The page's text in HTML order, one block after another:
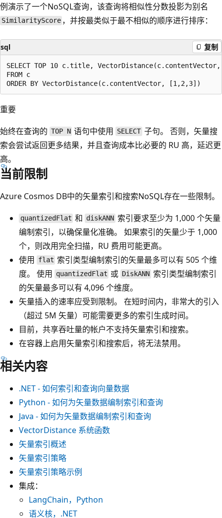
例演示了一个NoSQL查询，该查询将相似性分数投影为别名
SimilarityScore ，并按最类似于最不相似的顺序进行排序：
sql 复制
SELECT TOP 10 c.title,
FROM c
重要
始终在查询的 TOP N 语句中使用 SELECT 子句。 否则，矢量搜
索会尝试返回更多结果，并且查询成本比必要的 RU 高，延迟更
高。
当前限制
Azure Cosmos DB中的矢量索引和搜索NoSQL存在一些限制。
quantizedFlat 和 diskANN 索引要求至少为 1,000 个矢量
编制索引，以确保量化准确。 如果索引的矢量少于 1,000
个，则改用完全扫描，RU 费用可能更高。
使用 flat 索引类型编制索引的矢量最多可以有 505 个维
度。 使用 quantizedFlat 或 DiskANN 索引类型编制索引
的矢量最多可以有 4,096 个维度。
矢量插入的速率应受到限制。 在短时间内，非常大的引入
（超过 5M 矢量）可能需要更多的索引生成时间。
目前，共享吞吐量的帐户不支持矢量索引和搜索。
在容器上启用矢量索引和搜索后，将无法禁用。
相关内容
.NET - 如何索引和查询向量数据
Python - 如何为矢量数据编制索引和查询
Java - 如何为矢量数据编制索引和查询
VectorDistance 系统函数
矢量索引概述
矢量索引策略
矢量索引策略示例
集成：
LangChain，Python
语义核，.NET